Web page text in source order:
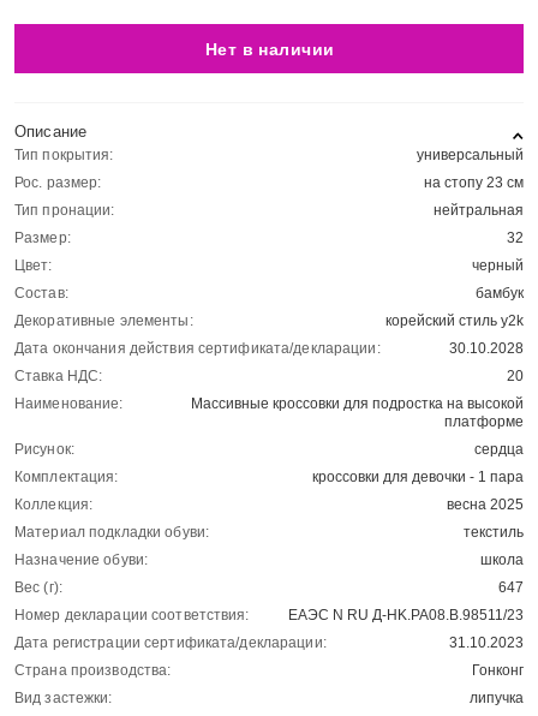
Нет в наличии
Описание
Тип покрытия:
универсальный
Рос. размер:
на стопу 23 см
Тип пронации:
нейтральная
Размер:
32
Цвет:
черный
Состав:
бамбук
Декоративные элементы:
корейский стиль y2k
Дата окончания действия сертификата/декларации:
30.10.2028
Ставка НДС:
20
Наименование:
Массивные кроссовки для подростка на высокой
платформе
Рисунок:
сердца
Комплектация:
кроссовки для девочки - 1 пара
Коллекция:
весна 2025
Материал подкладки обуви:
текстиль
Назначение обуви:
школа
Вес (г):
647
Номер декларации соответствия:
ЕАЭС N RU Д-HK.РА08.В.98511/23
Дата регистрации сертификата/декларации:
31.10.2023
Страна производства:
Гонконг
Вид застежки:
липучка